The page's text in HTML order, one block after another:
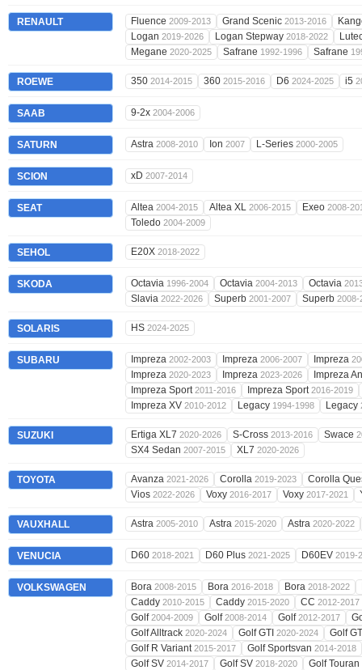
RENAULT Fluence 2009-2013 Grand Scenic 2013-2016
Logan 2019-2026 Logan Stepway 2018-2022
Megane 2020-2025 Safrane 1992-1996 Safrane
ROEWE 350 2014-2015 360 2015-2016 D6 2024-2025 i5
SAAB 9-2x 2004-2006
SATURN Astra 2008-2010 Ion 2007 L-Series 2000-2005
SCION xD 2007-2014
SEAT Altea 2004-2015 Altea XL 2006-2015 Exeo 2008-
Toledo 2004-2009
SEHOL E20X 2018-2022
SKODA Octavia 1996-2004 Octavia 2004-2013 Octavia
Slavia 2022-2026 Superb 2001-2007 Superb 2008-
SOLARIS HS 2024-2025
SUBARU Impreza 2002-2003 Impreza 2006-2007 Impreza
Impreza 2020-2023 Impreza 2023-2026
Impreza
Impreza Sport2011-2016 Impreza Sport2016-2019
Impreza XV 2010-2012 Legacy 1994-1998 Legacy
SUZUKI Ertiga XL7 2020-2026 S-Cross 2013-2016 Swace
SX4 Sedan 2007-2015 XL7 2020-2026
TOYOTA Avanza 2021-2026 Corolla 2019-2023
Corolla
Vios 2022-2026 Voxy 2016-2017 Voxy 2017-2021
VAUXHALL Astra 2005-2010 Astra 2015-2020 Astra 2020-2022
VENUCIA D60 2018-2021 D60 Plus 2021-2025 D60EV 2019-
VOLKSWAGEN Bora 2008-2015 Bora 2016-2018 Bora 2018-2022
Caddy 2010-2015 Caddy 2015-2020 CC 2012-2017
Golf2004-2009 Golf2008-2014 Golf2012-2017
Golf Alltrack 2020-2024 Golf GTI 2020-2024
Golf
Golf R Variant2015-2017 Golf Sportsvan 2014-2018
Golf SV 2014-2017 Golf SV 2018-2020
Golf Touran